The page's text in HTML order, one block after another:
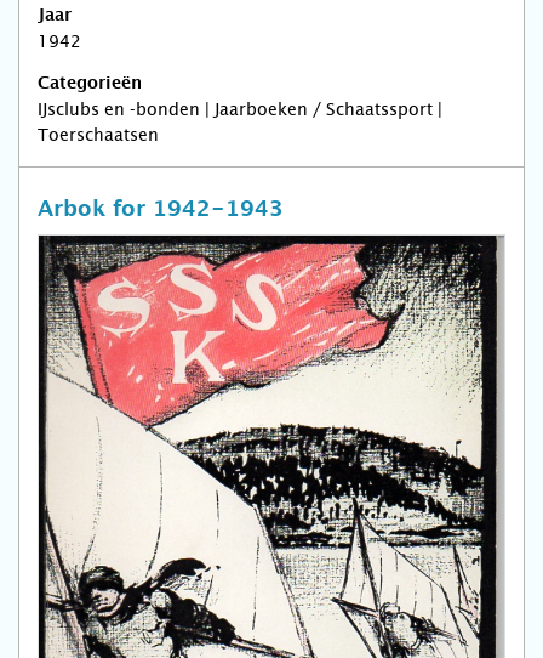
Jaar
1942
Categorieën
IJsclubs en -bonden | Jaarboeken / Schaatssport |
Toerschaatsen
Arbok for 1942-1943